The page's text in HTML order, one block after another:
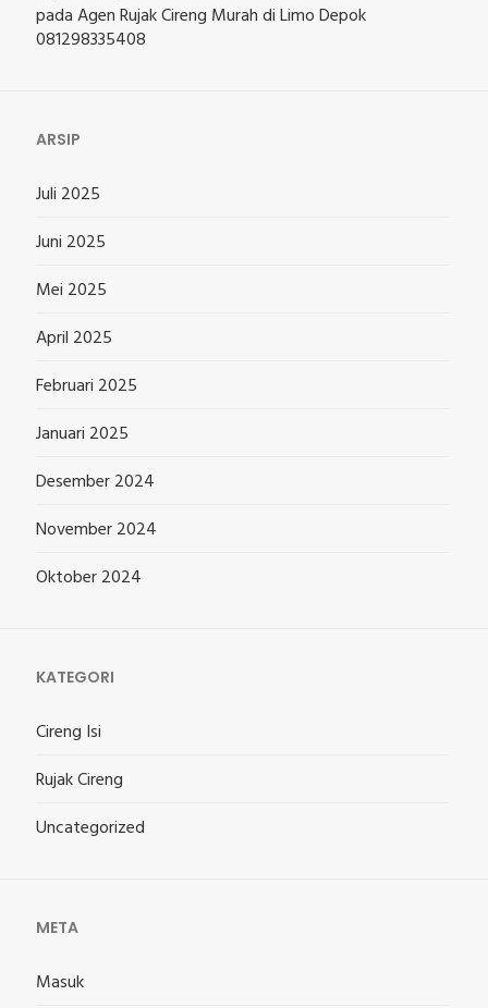
padaAgen Rujak Cireng Murah di Limo Depok
081298335408
ARSIP
Juli 2025
Juni 2025
Mei 2025
April 2025
Februari 2025
Januari 2025
Desember 2024
November 2024
Oktober 2024
KATEGORI
Cireng Isi
Rujak Cireng
Uncategorized
META
Masuk